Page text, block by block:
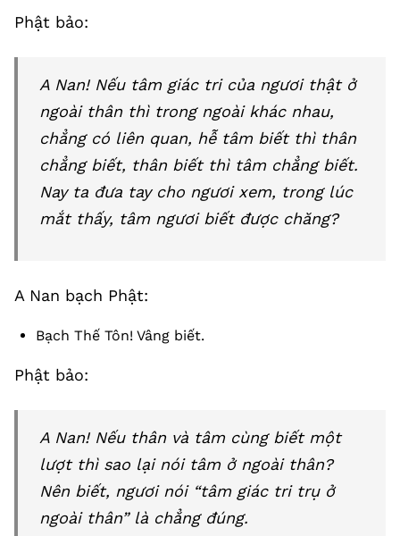
Phật bảo:
A Nan! Nếu tâm giác tri của ngươi thật ở
ngoài thân thì trong ngoài khác nhau,
chẳng có liên quan, hễ tâm biết thì thân
chẳng biết, thân biết thì tâm chẳng biết.
Nay ta đưa tay cho ngươi xem, trong lúc
mắt thấy, tâm ngươi biết được chăng?
A Nan bạch Phật:
Bạch Thế Tôn! Vâng biết.
Phật bảo:
A Nan! Nếu thân và tâm cùng biết một
lượt thì sao lại nói tâm ở ngoài thân?
Nên biết, ngươi nói “tâm giác tri trụ ở
ngoài thân” là chẳng đúng.